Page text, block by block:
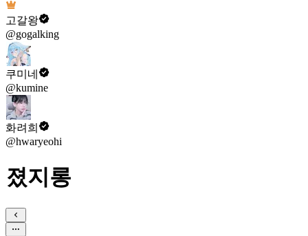
고갈왕
@gogalking
쿠미네
@kumine
화려희
@hwaryeohi
졌지롱